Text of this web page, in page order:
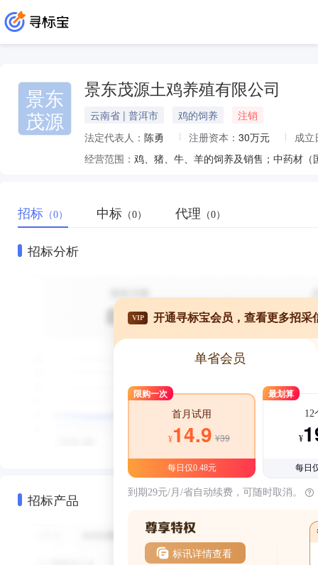
景东
茂源
景东茂源土鸡养殖有限公司
云南省 | 普洱市 鸡的饲养
注销
法定代表人： 陈勇 注册资本： 30万元
成立
经营范围：
招标 （0） 中标 （0） 代理 （0）
招标分析
招标产品
VIP 开通寻标宝会员，查看更多招采
单省会员
限购一次
首月试用
¥14.9 ¥39
每日仅0.48元
最划算
12
¥
每日
到期29元/月/省自动续费，可随时取消。
标讯详情查看